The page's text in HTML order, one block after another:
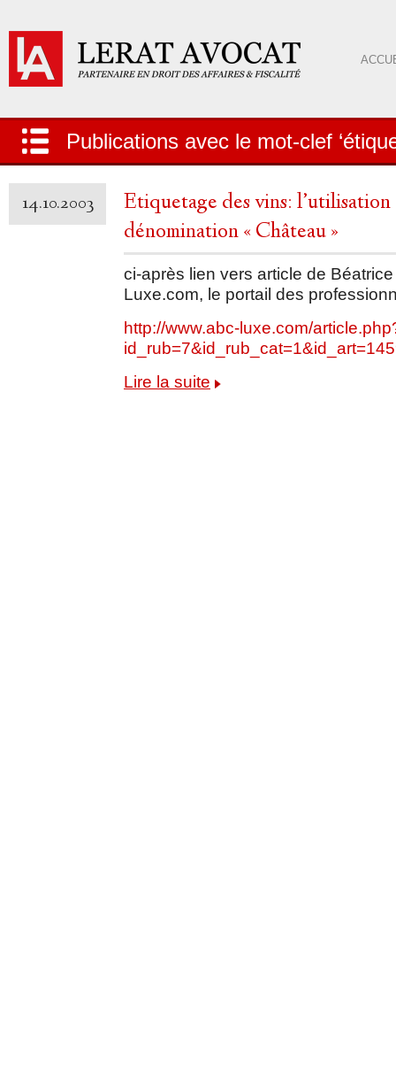
Publications avec le mot-clef
14.10.2003
Etiquetage des vins:
dénomination « Château »
ci-après lien vers article de
Luxe.com, le portail des
http://www.abc-luxe.com/
Lire la suite